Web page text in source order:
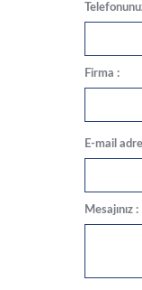
Firma :
E-mail
Mesajınız :